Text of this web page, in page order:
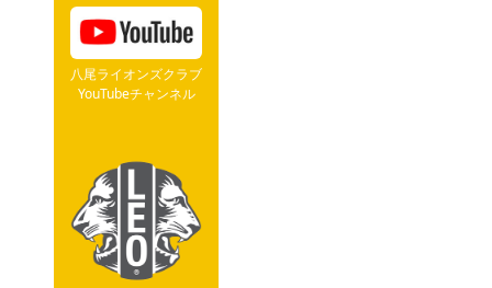
八尾ライオンズクラブ
YouTubeチャンネル